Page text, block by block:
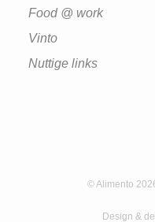
Food @ work
Vinto
Nuttige links
© Alimento
Design &